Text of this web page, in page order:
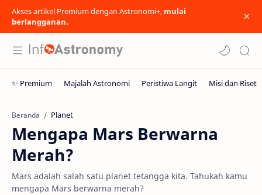
Akses artikel Premium dengan Astronomi+, mulai
berlangganan.
Beranda Planet
Mengapa Mars Berwarna
Merah?
Mars adalah salah satu planet tetangga kita. Tahukah kamu
mengapa Mars berwarna merah?